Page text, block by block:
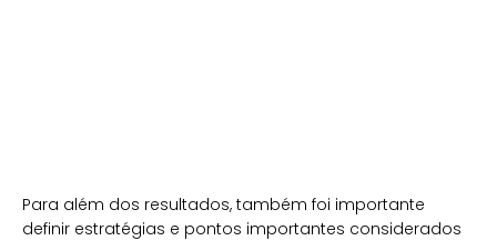
Para além dos resultados, também foi importante
definir estratégias e pontos importantes considerados